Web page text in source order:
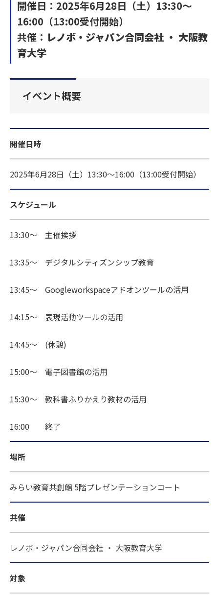
開催日：2025年6月28日（土）13:30～
16:00（13:00受付開始）
共催： レノボ・ジャパン合同会社 ・ 大阪教
育大学
イベント概要
開催日時
2025年6月28日（土）13:30～16:00（13:00受付開始）
スケジュール
13:30～ 主催挨拶
13:35～ デジタルシティズンシップ教育
13:45～ Googleworkspaceアドオンツールの活用
14:15～ 表現活動ツールの活用
14:45～ (休憩)
15:00～ 電子図書館の活用
15:30～ 教科書ふりかえり教材の活用
16:00 終了
場所
みらい教育共創館 5階プレゼンテーションコート
共催
レノボ・ジャパン合同会社 ・ 大阪教育大学
対象